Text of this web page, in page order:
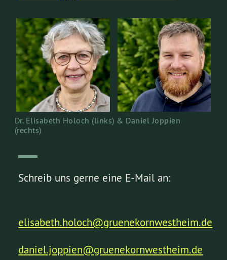
Dr. Elisabeth Holoch (links) & Daniel Joppien
(rechts)
Schreib uns gerne eine E-Mail an:
elisabeth.holoch@gruenekornwestheim.de
daniel.joppien@gruenekornwestheim.de